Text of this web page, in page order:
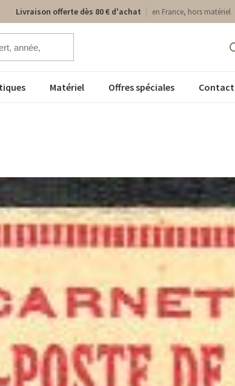
Livraison offerte dès 80 € d'achat en France, hors matériel
Matériel Offres spéciales Contact